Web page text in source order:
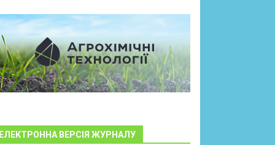
ЕЛЕКТРОННА ВЕРСІЯ ЖУРНАЛУ